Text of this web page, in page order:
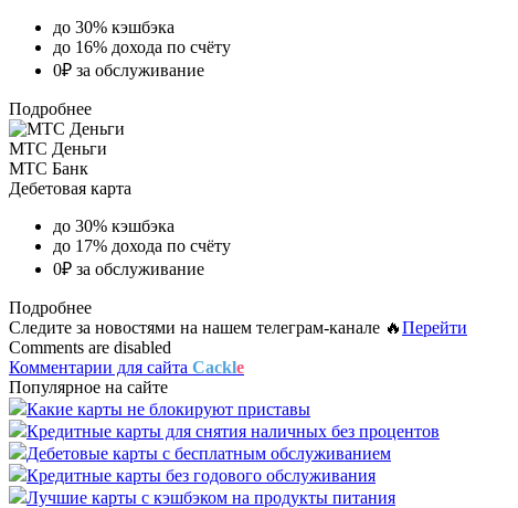
до 30% кэшбэка
до 16% дохода по счёту
0₽ за обслуживание
Подробнее
МТС Деньги
МТС Банк
Дебетовая карта
до 30% кэшбэка
до 17% дохода по счёту
0₽ за обслуживание
Подробнее
Следите за новостями на нашем телеграм-канале 🔥Перейти
Comments are disabled
Комментарии для сайта Cackle
Популярное на сайте
Какие карты не блокируют приставы
Кредитные карты для снятия наличных без процентов
Дебетовые карты с бесплатным обслуживанием
Кредитные карты без годового обслуживания
Лучшие карты с кэшбэком на продукты питания